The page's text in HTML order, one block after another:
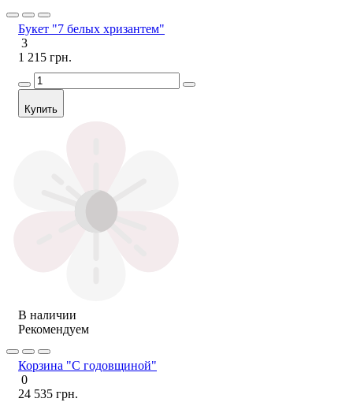
Букет "7 белых хризантем"
3
1 215 грн.
Купить
В наличии
Рекомендуем
Корзина "С годовщиной"
0
24 535 грн.